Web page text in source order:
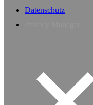
Datenschutz